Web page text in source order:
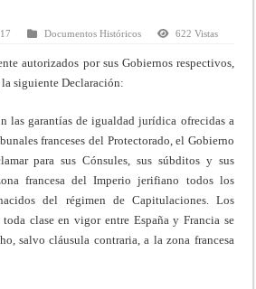
Documentos Históricos 622 Vistas
autorizados por sus Gobiernos respectivos,
siguiente Declaración:
las garantías de igualdad jurídica ofrecidas a
franceses del Protectorado, el Gobierno
para sus Cónsules, sus súbditos y sus
francesa del Imperio jerifiano todos los
del régimen de Capitulaciones. Los
clase en vigor entre España y Francia se
salvo cláusula contraria, a la zona francesa